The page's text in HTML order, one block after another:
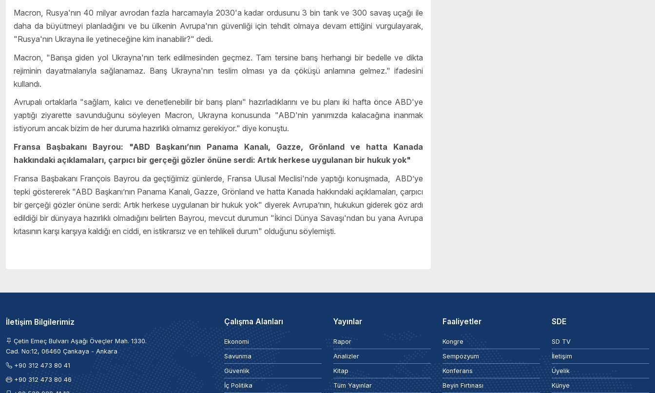
Macron, Rusya'nın 40 milyar avrodan fazla harcamayla 2030'a kadar ordusunu 3 bin tank ve 300 savaş uçağı ile
daha da büyütmeyi planladığını ve bu ülkenin Avrupa'nın güvenliği için tehdit olmaya devam ettiğini vurgulayarak,
"Rusya'nın Ukrayna ile yetineceğine kim inanabilir?" dedi.
Macron, "Barışa giden yol Ukrayna'nın terk edilmesinden geçmez. Tam tersine barış herhangi bir bedelle ve dikta
rejiminin dayatmalarıyla sağlanamaz. Barış Ukrayna'nın teslim olması ya da çöküşü anlamına gelmez." ifadesini
kullandı.
Avrupalı ortaklarla "sağlam, kalıcı ve denetlenebilir bir barış planı" hazırladıklarını ve bu planı iki hafta önce ABD'ye
yaptığı ziyarette savunduğunu söyleyen Macron, Ukrayna konusunda "ABD'nin yanımızda kalacağına inanmak
istiyorum ancak bizim de her duruma hazırlıklı olmamız gerekiyor." diye konuştu.
Fransa Başbakanı Bayrou: "ABD Başkanı’nın Panama Kanalı, Gazze, Grönland ve hatta Kanada
hakkındaki açıklamaları, çarpıcı bir gerçeği gözler önüne serdi: Artık herkese uygulanan bir hukuk yok"
Fransa Başbakanı François Bayrou da geçtiğimiz günlerde, Fransa Ulusal Meclisi'nde yaptığı konuşmada, ABD’ye
tepki göstererek "ABD Başkanı’nın Panama Kanalı, Gazze, Grönland ve hatta Kanada hakkındaki açıklamaları, çarpıcı
bir gerçeği gözler önüne serdi: Artık herkese uygulanan bir hukuk yok" diyerek Avrupa’nın, hukukun giderek göz ardı
edildiği bir dünyaya hazırlıklı olmadığını belirten Bayrou, mevcut durumun "İkinci Dünya Savaşı'ndan bu yana Avrupa
kıtasının karşı karşıya kaldığı en ciddi, en istikrarsız ve en tehlikeli durum" olduğunu söylemişti.
İletişim Bilgilerimiz
Çetin Emeç Bulvarı Aşağı Öveçler Mah. 1330.
Cad. No:12, 06460 Çankaya - Ankara
+90 312 473 80 41
+90 312 473 80 46
Çalışma Alanları
Ekonomi
Savunma
Güvenlik
İç Politika
Yayınlar
Rapor
Analizler
Kitap
Tüm Yayınlar
Faaliyetler
Kongre
Sempozyum
Konferans
Beyin Fırtınası
SDE
SD TV
İletişim
Üyelik
Künye